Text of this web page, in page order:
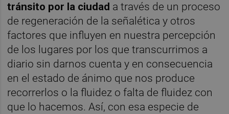
tránsito por la ciudad a través de un proceso
de regeneración de la señalética y otros
factores que influyen en nuestra percepción
de los lugares por los que transcurrimos a
diario sin darnos cuenta y en consecuencia
en el estado de ánimo que nos produce
recorrerlos o la fluidez o falta de fluidez con
que lo hacemos. Así, con esa especie de